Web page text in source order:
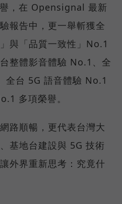
，在 Opensignal 最新
報告中，更一舉斬獲全
與「品質一致性」No.1
整體影音體驗 No.1、全
全台 5G 語音體驗 No.1
多項榮譽。
路順暢，更代表台灣大
基地台建設與 5G 技術
外界重新思考：究竟什